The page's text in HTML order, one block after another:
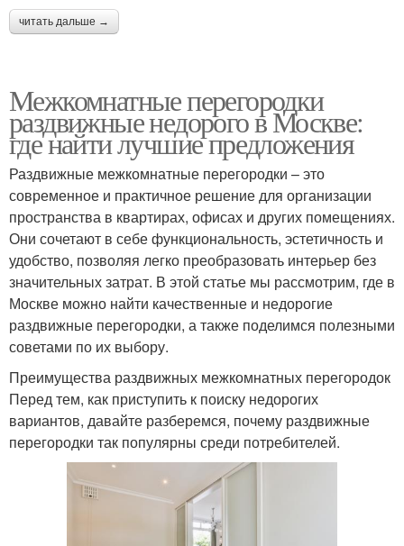
читать дальше →
Межкомнатные перегородки
раздвижные недорого в Москве:
где найти лучшие предложения
Раздвижные межкомнатные перегородки – это
современное и практичное решение для организации
пространства в квартирах, офисах и других помещениях.
Они сочетают в себе функциональность, эстетичность и
удобство, позволяя легко преобразовать интерьер без
значительных затрат. В этой статье мы рассмотрим, где в
Москве можно найти качественные и недорогие
раздвижные перегородки, а также поделимся полезными
советами по их выбору.
Преимущества раздвижных межкомнатных перегородок
Перед тем, как приступить к поиску недорогих
вариантов, давайте разберемся, почему раздвижные
перегородки так популярны среди потребителей.